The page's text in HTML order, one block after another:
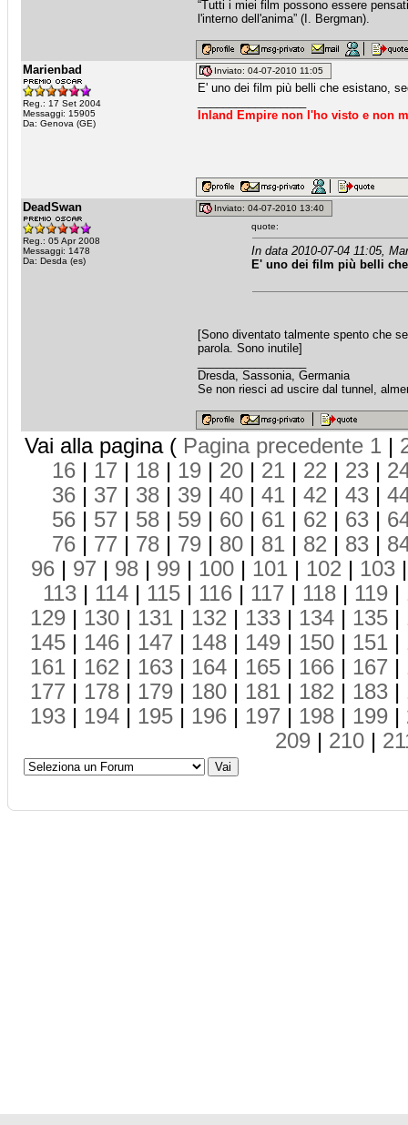
“Tutti i miei film possono essere
l'interno dell'anima” (I. Bergman).
Marienbad
Reg.: 17 Set 2004
Messaggi: 15905
Da: Genova (GE)
Inviato: 04-07-2010 11:05
E' uno dei film più belli che esistano,
Inland Empire non l'ho visto e non
DeadSwan
Reg.: 05 Apr 2008
Messaggi: 1478
Da: Desda (es)
Inviato: 04-07-2010 13:40
quote:
In data 2010-07-04 11:05,
E' uno dei film più belli
[Sono diventato talmente spento che
parola. Sono inutile]
Dresda, Sassonia, Germania
Se non riesci ad uscire dal tunnel,
Vai alla pagina ( Pagina precedente 1 |
16 | 17 | 18 | 19 | 20 | 21 | 22 | 23 |
36 | 37 | 38 | 39 | 40 | 41 | 42 | 43 |
56 | 57 | 58 | 59 | 60 | 61 | 62 | 63 |
76 | 77 | 78 | 79 | 80 | 81 | 82 | 83 |
96 | 97 | 98 | 99 | 100 | 101 | 102 | 103
113 | 114 | 115 | 116 | 117 | 118 | 119 |
129 | 130 | 131 | 132 | 133 | 134 | 135 |
145 | 146 | 147 | 148 | 149 | 150 | 151 |
161 | 162 | 163 | 164 | 165 | 166 | 167 |
177 | 178 | 179 | 180 | 181 | 182 | 183 |
193 | 194 | 195 | 196 | 197 | 198 | 199 |
209 | 210 |